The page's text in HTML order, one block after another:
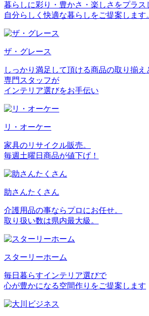
暮らしに彩り・豊かさ・楽しさをプラス
自分らしく快適な暮らしをご提案します
ザ・グレース
しっかり満足して頂ける商品の取り揃え
専門スタッフが
インテリア選びをお手伝い
リ・オーケー
家具のリサイクル販売。
毎週土曜日商品が値下げ！
助さんたくさん
介護用品の事ならプロにお任せ。
取り扱い数は県内最大級。
スターリーホーム
毎日暮らすインテリア選びで
心が豊かになる空間作りをご提案します